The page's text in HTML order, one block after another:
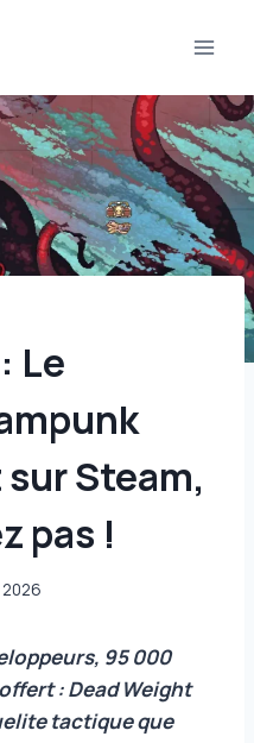
Le
Steam,
pas !
2026
95 000
: Dead Weight
tactique que